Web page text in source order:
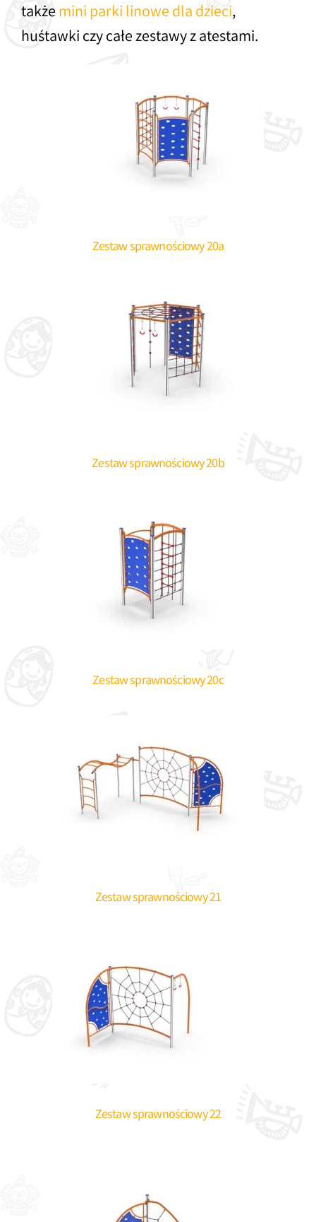
takżemini parki linowe dla dzieci,
huśtawki czy całe zestawy z atestami.
Zestaw sprawnościowy 20a
Zestaw sprawnościowy 20b
Zestaw sprawnościowy 20c
Zestaw sprawnościowy 21
Zestaw sprawnościowy 22